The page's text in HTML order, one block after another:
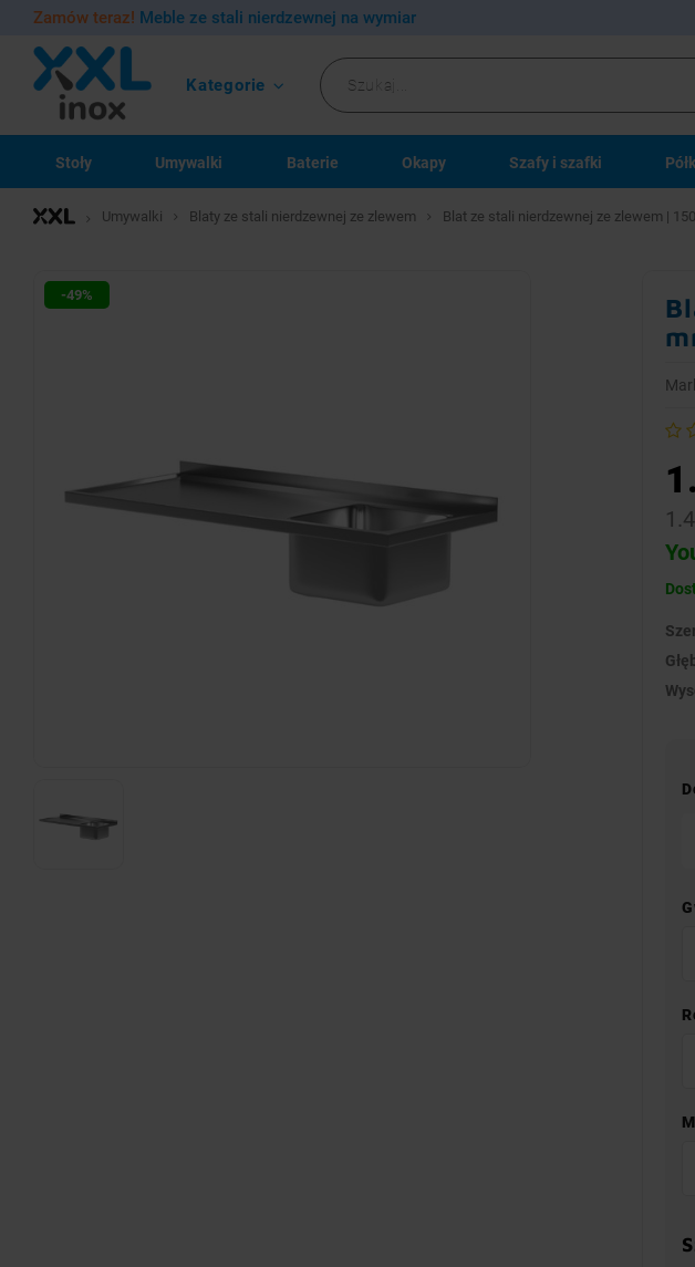
Zamów teraz! Meble ze stali nierdzewnej na wymiar
Kategorie
Stoły Umywalki Baterie Okapy Szafy i szafki
Umywalki Blaty ze stali nierdzewnej ze zlewem Blat ze stali nierdzewnej ze zlewem |
-49%